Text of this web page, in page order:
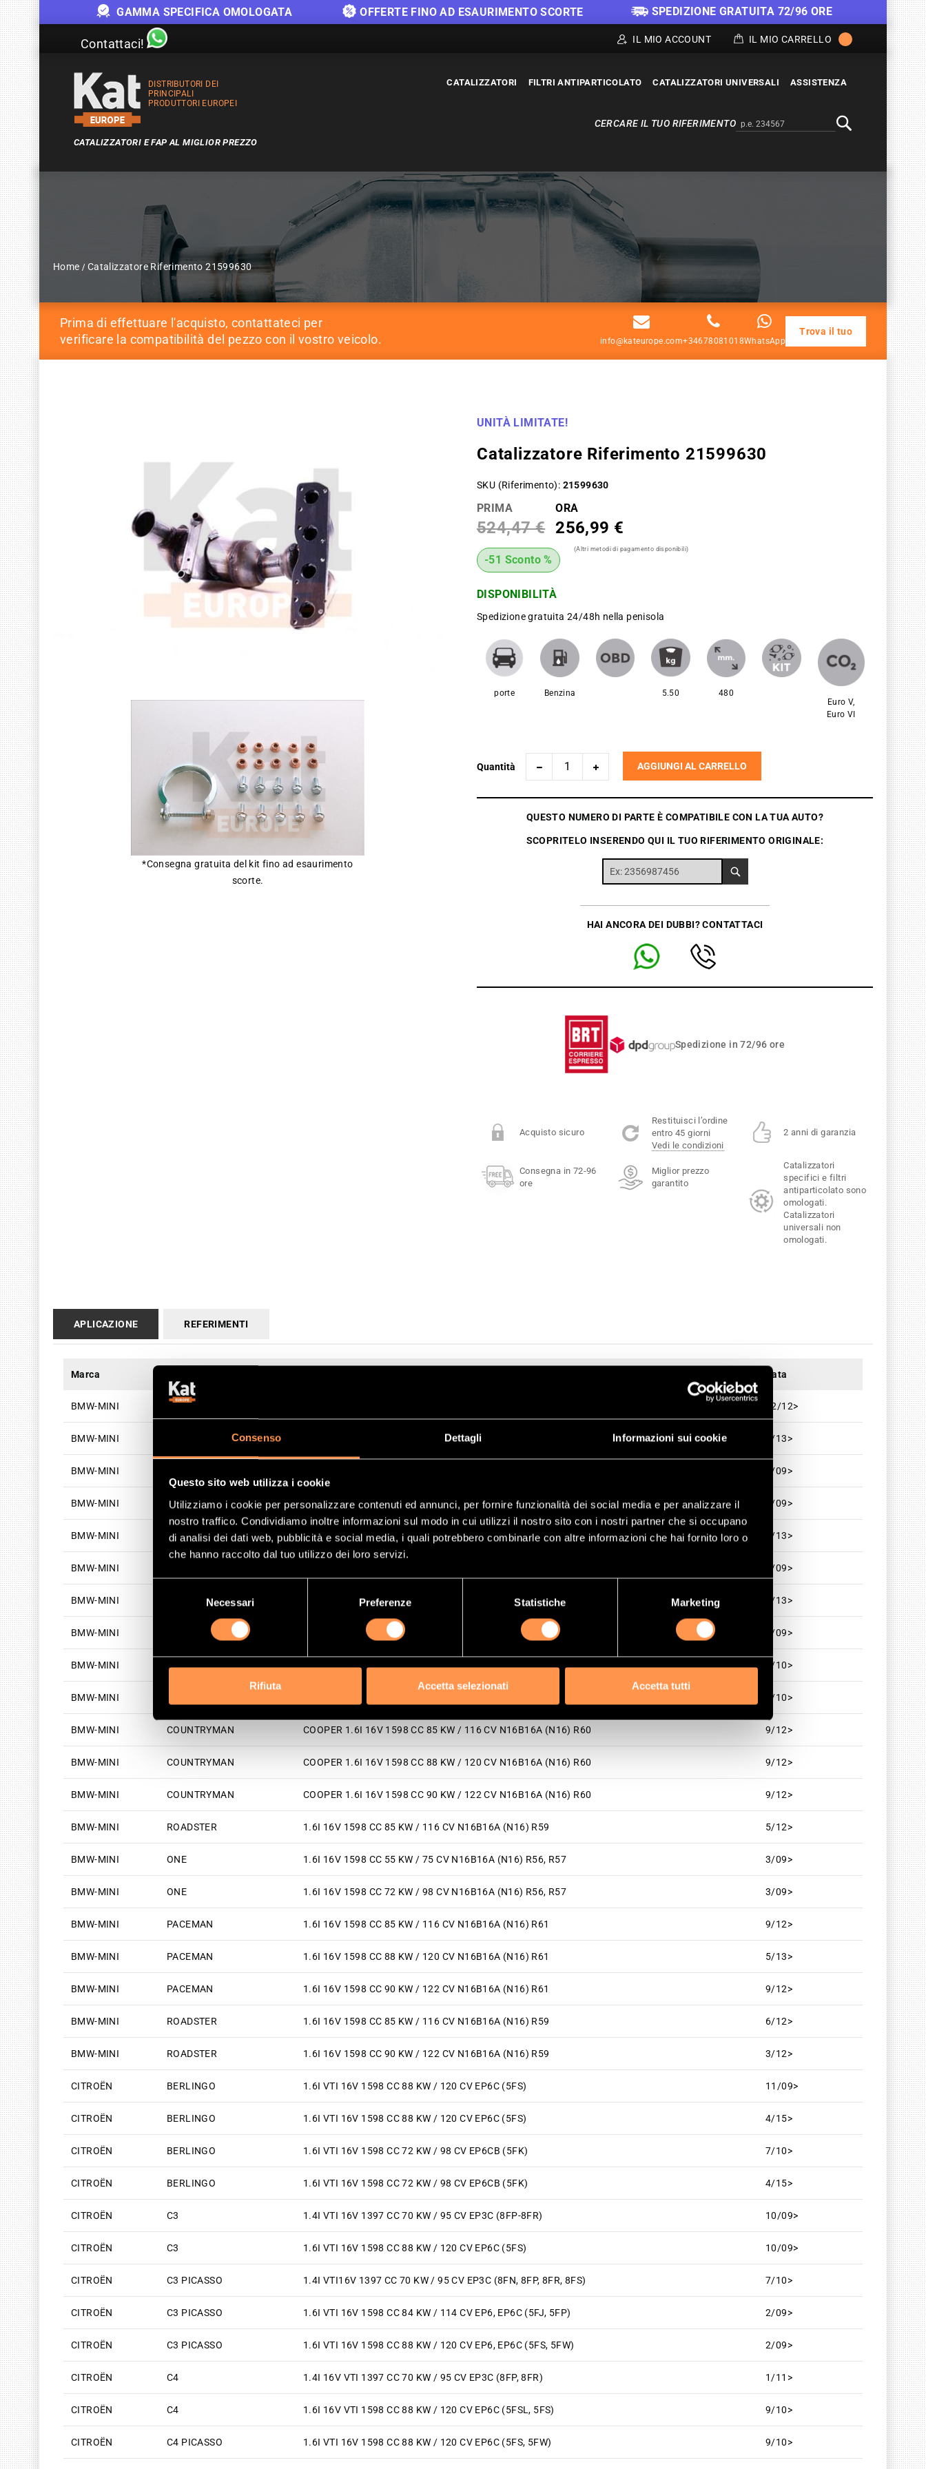
Consenso Dettagli Informazioni sui cookie
Questo sito web utilizza i cookie
Utilizziamo i cookie per personalizzare contenuti ed annunci, per fornire funzionalità dei social media e per analizzare il
nostro traffico. Condividiamo inoltre informazioni sul modo in cui utilizzi il nostro sito con i nostri partner che si occupano
di analisi dei dati web, pubblicità e social media, i quali potrebbero combinarle con altre informazioni che hai fornito loro o
che hanno raccolto dal tuo utilizzo dei loro servizi.
Necessari Preferenze Statistiche Marketing
Rifiuta Accetta selezionati Accetta tutti
GAMMA SPECIFICA OMOLOGATA OFFERTE FINO AD ESAURIMENTO SCORTE SPEDIZIONE GRATUITA 72/96 ORE
Contattaci! IL MIO ACCOUNT IL MIO CARRELLO
DISTRIBUTORI DEI
PRINCIPALI
PRODUTTORI EUROPEI
CATALIZZATORI E FAP AL MIGLIOR PREZZO
CATALIZZATORI FILTRI ANTIPARTICOLATO CATALIZZATORI UNIVERSALI ASSISTENZA
Alternativa a Doofinder
CERCARE IL TUO RIFERIMENTO
Home Catalizzatore Riferimento 21599630
Prima di effettuare l'acquisto, contattateci per
verificare la compatibilità del pezzo con il vostro veicolo.
info@kateurope.com+34678081018WhatsApp
Trova il tuo
*Consegna gratuita del kit fino ad esaurimento
scorte.
UNITÀ LIMITATE!
Catalizzatore Riferimento 21599630
SKU (Riferimento) 21599630
PRIMA
524,47 €
ORA
256,99 €
-51 Sconto %
(Altri metodi di pagamento disponibili)
DISPONIBILITÀ
Spedizione gratuita 24/48h nella penisola
porte Benzina 5.50
480
Euro V,
Euro VI
Quantità AGGIUNGI AL CARRELLO
QUESTO NUMERO DI PARTE È COMPATIBILE CON LA TUA AUTO?
SCOPRITELO INSERENDO QUI IL TUO RIFERIMENTO ORIGINALE:
HAI ANCORA DEI DUBBI? CONTATTACI
Spedizione in 72/96 ore
Acquisto sicuro
Restituisci l’ordine
entro 45 giorni
Vedi le condizioni
2 anni di garanzia
Consegna in 72-96
ore
Miglior prezzo
garantito
Catalizzatori
specifici e filtri
antiparticolato sono
omologati.
Catalizzatori
universali non
omologati.
APLICAZIONE
Marca Data
BMW-MINI CLUBMAN 12/12>
BMW-MINI COOPER 1.6I 16V 1598 CC 90 KW / 122 CV N16B16A (N16) R55 1/13>
BMW-MINI 3/09>
BMW-MINI CLUBMAN COOPER 1.6I 16V 1598 CC 90 KW / 122 CV N16B16A (N16) R55 3/09>
BMW-MINI CLUBMAN COOPER 1.6I 16V 1598 CC 85 KW / 116 CV N16B16A (N16) R55 1/13>
BMW-MINI 3/09>
BMW-MINI 1.6I 16V 1598 CC 85 KW / 116 CV N16B16A (N16) R56, R57, R58 3/13>
BMW-MINI 1.6I 16V 1598 CC 90 KW / 122 CV N16B16A (N16) R56, R57, R58 5/09>
BMW-MINI COUNTRYMAN ONE 1.6I 16V 1598 CC 72 KW / 98 CV N16B16A (N16) R60 8/10>
BMW-MINI 8/10>
BMW-MINI COUNTRYMAN COOPER 1.6I 16V 1598 CC 85 KW / 116 CV N16B16A (N16) R60 9/12>
BMW-MINI COUNTRYMAN COOPER 1.6I 16V 1598 CC 88 KW / 120 CV N16B16A (N16) R60 9/12>
BMW-MINI COUNTRYMAN COOPER 1.6I 16V 1598 CC 90 KW / 122 CV N16B16A (N16) R60 9/12>
BMW-MINI ROADSTER 1.6I 16V 1598 CC 85 KW / 116 CV N16B16A (N16) R59 5/12>
BMW-MINI ONE 1.6I 16V 1598 CC 55 KW / 75 CV N16B16A (N16) R56, R57 3/09>
BMW-MINI ONE 1.6I 16V 1598 CC 72 KW / 98 CV N16B16A (N16) R56, R57 3/09>
BMW-MINI PACEMAN 1.6I 16V 1598 CC 85 KW / 116 CV N16B16A (N16) R61 9/12>
BMW-MINI PACEMAN 1.6I 16V 1598 CC 88 KW / 120 CV N16B16A (N16) R61 5/13>
BMW-MINI PACEMAN 1.6I 16V 1598 CC 90 KW / 122 CV N16B16A (N16) R61 9/12>
BMW-MINI ROADSTER 1.6I 16V 1598 CC 85 KW / 116 CV N16B16A (N16) R59 6/12>
BMW-MINI ROADSTER 1.6I 16V 1598 CC 90 KW / 122 CV N16B16A (N16) R59 3/12>
CITROËN BERLINGO 1.6I VTI 16V 1598 CC 88 KW / 120 CV EP6C (5FS) 11/09>
CITROËN BERLINGO 1.6I VTI 16V 1598 CC 88 KW / 120 CV EP6C (5FS) 4/15>
CITROËN BERLINGO 1.6I VTI 16V 1598 CC 72 KW / 98 CV EP6CB (5FK) 7/10>
CITROËN BERLINGO 1.6I VTI 16V 1598 CC 72 KW / 98 CV EP6CB (5FK) 4/15>
CITROËN C3 1.4I VTI 16V 1397 CC 70 KW / 95 CV EP3C (8FP-8FR) 10/09>
CITROËN C3 1.6I VTI 16V 1598 CC 88 KW / 120 CV EP6C (5FS) 10/09>
CITROËN C3 PICASSO 1.4I VTI16V 1397 CC 70 KW / 95 CV EP3C (8FN, 8FP, 8FR, 8FS) 7/10>
CITROËN C3 PICASSO 1.6I VTI 16V 1598 CC 84 KW / 114 CV EP6, EP6C (5FJ, 5FP) 2/09>
CITROËN C3 PICASSO 1.6I VTI 16V 1598 CC 88 KW / 120 CV EP6, EP6C (5FS, 5FW) 2/09>
CITROËN C4 1.4I 16V VTI 1397 CC 70 KW / 95 CV EP3C (8FP, 8FR) 1/11>
CITROËN C4 1.6I 16V VTI 1598 CC 88 KW / 120 CV EP6C (5FSL, 5FS) 9/10>
CITROËN C4 PICASSO 1.6I VTI 16V 1598 CC 88 KW / 120 CV EP6C (5FS, 5FW) 9/10>
REFERIMENTI